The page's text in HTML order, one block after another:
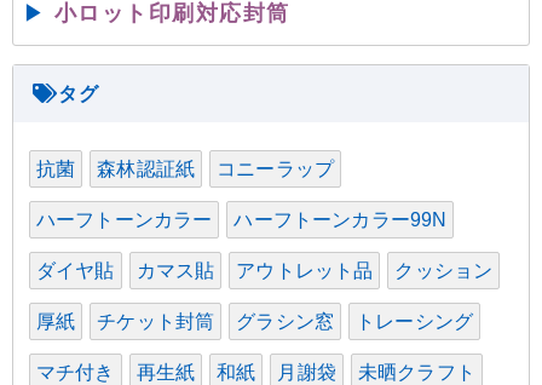
▶ 小ロット印刷対応封筒
抗菌 森林認証紙 コニーラップ
ハーフトーンカラー ハーフトーンカラー99N
ダイヤ貼 カマス貼 アウトレット品 クッション
厚紙 チケット封筒 グラシン窓 トレーシング
マチ付き 再生紙 和紙 月謝袋 未晒クラフト